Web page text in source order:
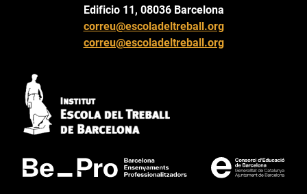
Edificio 11, 08036 Barcelona
correu@escoladeltreball.org
correu@escoladeltreball.org